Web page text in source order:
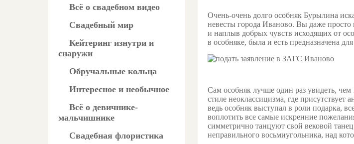
Всё о свадебном видео
Свадебный мир
Кейтеринг изнутри и
снаружи
Обручальные кольца
Интересное и необычное
Всё о девичнике-
мальчишнике
Свадебная флористика
Очень-очень долго особняк Бурылина
невесты города Иваново. Вы даже просто
и наплыв добрых чувств исходящих от
в особняке, была и есть предназначена
Сам особняк лучше один раз увидеть,
стиле неоклассицизма, где присутствует
ведь особняк выступал в роли подарка,
воплотить все самые искренние
симметрично танцуют свой вековой
неправильного восьмиугольника, над